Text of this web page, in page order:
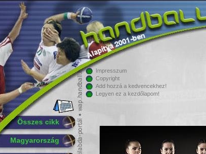
Összes cikk
Magyarország
Impresszum
Copyright
Add hozzá a kedvencekhez!
Legyen ez a kezdőlapom!